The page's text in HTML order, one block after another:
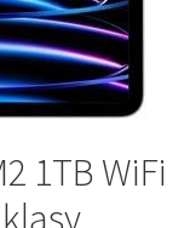
1TB WiFi